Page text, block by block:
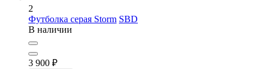
2
Футболка серая Storm SBD
В наличии
3 900 ₽